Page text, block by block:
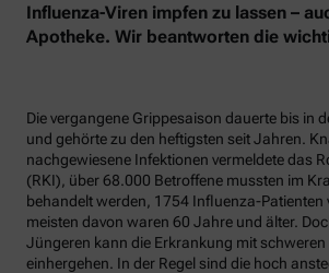
Influenza-Viren impfen zu lassen –
Apotheke. Wir beantworten die
Die vergangene Grippesaison dauerte bis in
und gehörte zu den heftigsten seit Jahren.
nachgewiesene Infektionen vermeldete das
(RKI), über 68.000 Betroffene mussten im
behandelt werden, 1754 Influenza-Patienten
meisten davon waren 60 Jahre und älter.
Jüngeren kann die Erkrankung mit
einhergehen. In der Regel sind die hoch